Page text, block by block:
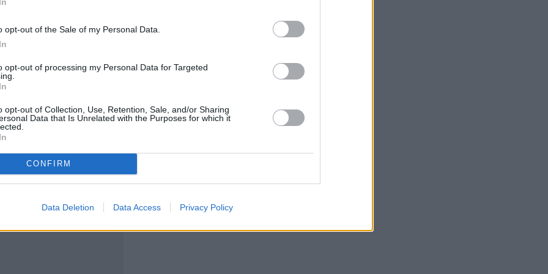
opt-out of the Sale of my Personal Data.
opt-out of processing my Personal Data for Targeted
opt-out of Collection, Use, Retention, Sale, and/or Sharing
Data that Is Unrelated with the Purposes for which it
CONFIRM
Data Deletion Data Access Privacy Policy
και το 2027, οι συναλλαγές για νεόδμητα ακίνητα
με τον φόρο μεταβίβασης 3%.
και η επιβολή του Φόρου Υπεραξίας
επιβάλλεται στα κέρδη από την πώληση ακινήτου,
πώλησης και τιμής κτήσης.